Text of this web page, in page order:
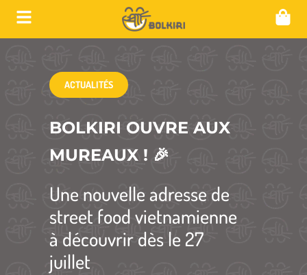
ACTUALITÉS
BOLKIRI OUVRE AUX
MUREAUX ! 🎉
Une nouvelle adresse de
street food vietnamienne
à découvrir dès le 27
juillet